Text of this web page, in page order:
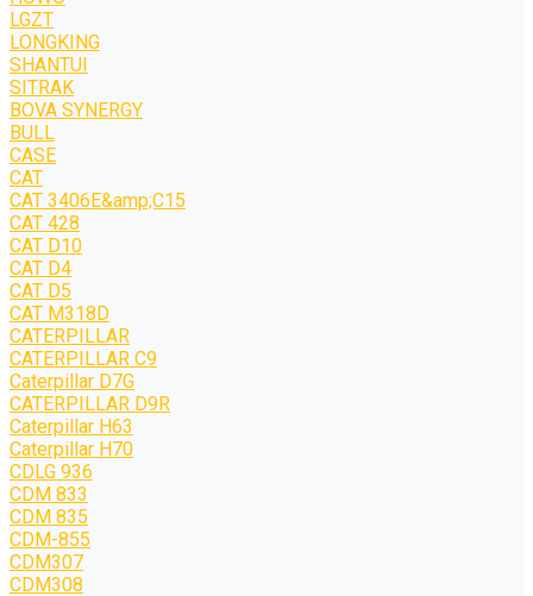
LGZT
LONGKING
SHANTUI
SITRAK
BOVA SYNERGY
BULL
CASE
CAT
CAT 3406E&amp;C15
CAT 428
CAT D10
CAT D4
CAT D5
CAT M318D
CATERPILLAR
CATERPILLAR C9
Caterpillar D7G
CATERPILLAR D9R
Caterpillar H63
Caterpillar H70
CDLG 936
CDM 833
CDM 835
CDM-855
CDM307
CDM308